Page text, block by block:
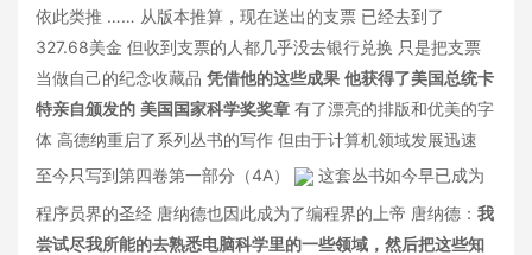
依此类推 …… 从版本推算，现在送出的支票 已经去到了
327.68美金 但收到支票的人都几乎没去银行兑换 只是把支票
当做自己的纪念收藏品 凭借他的这些成果 他获得了美国总统卡
特亲自颁发的 美国国家科学奖奖章 有了漂亮的排版和优美的字
体 高德纳重启了系列丛书的写作 但由于计算机领域发展迅速
至今只写到第四卷第一部分（4A）
这套丛书如今早已成为
程序员界的圣经 唐纳德也因此成为了编程界的上帝 唐纳德： 我
尝试尽我所能的去熟悉电脑科学里的一些领域，然后把这些知